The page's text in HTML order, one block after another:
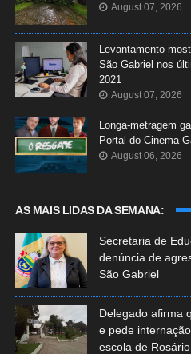
August 07, 2026
Levantamento
São Gabriel nos
2021
August 07, 2026
Longa-metragem
Portal do Cinema
August 06, 2026
AS MAIS LIDAS DA SEMANA:
Secretaria de
denúncia de
São Gabriel
Delegado afirma
e pede
escola de